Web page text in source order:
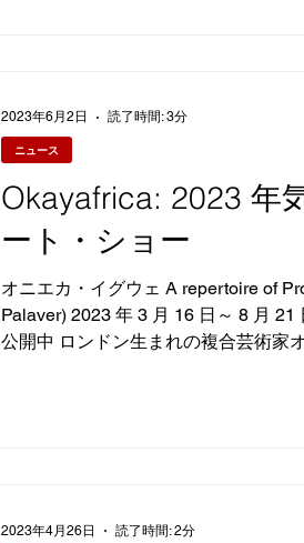
Okayafrica: 2023 年
ート・ショー
オニエカ・イグウェ A repertoire of
Palaver) 2023 年 3 月 16 日～ 8 月 21
公開中 ロンドン生まれの複合芸術家
ニュース
2023年6月2日 読了時間: 3分
2023年4月26日 読了時間: 2分